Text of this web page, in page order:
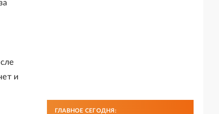
и
ГЛАВНОЕ СЕГОДНЯ: